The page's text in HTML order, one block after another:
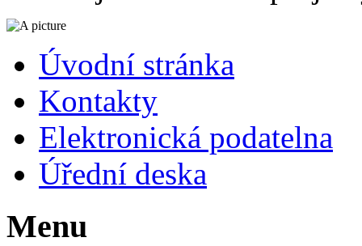
Úvodní stránka
Kontakty
Elektronická podatelna
Úřední deska
Menu